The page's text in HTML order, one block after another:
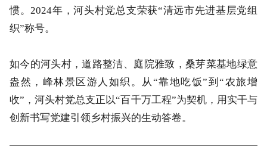
惯。2024年，河头村党总支荣获“清远市先进基层党组
织”称号。
如今的河头村，道路整洁、庭院雅致，桑芽菜基地绿意
盎然，峰林景区游人如织。从“靠地吃饭”到“农旅增
收”，河头村党总支正以“百千万工程”为契机，用实干与
创新书写党建引领乡村振兴的生动答卷。